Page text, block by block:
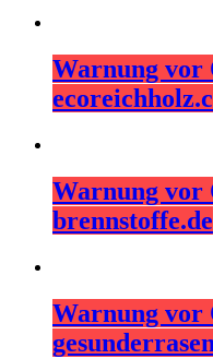
Warnung vor
Warnung vor
brennstoffe.de
Warnung vor